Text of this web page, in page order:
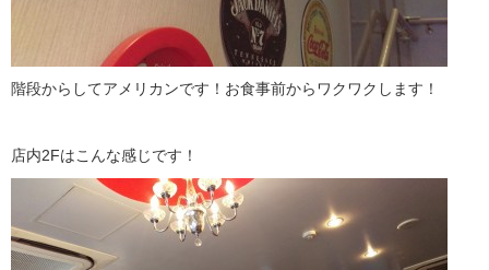
階段からしてアメリカンです！お食事前からワクワクします！
店内2Fはこんな感じです！